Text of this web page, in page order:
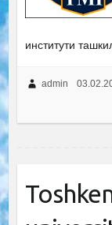
институти
admin